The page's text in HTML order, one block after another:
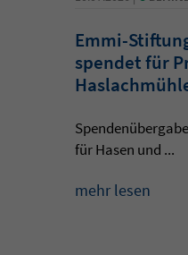
Emmi-
spendet für
für Hasen und ...
mehr lesen